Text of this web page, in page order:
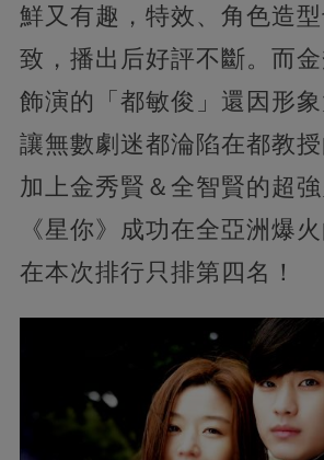
鮮又有趣，特效、角色造
致，播出后好評不斷。而
飾演的「都敏俊」還因形象
讓無數劇迷都淪陷在都教授
加上金秀賢＆全智賢的超
《星你》成功在全亞洲爆
在本次排行只排第四名！